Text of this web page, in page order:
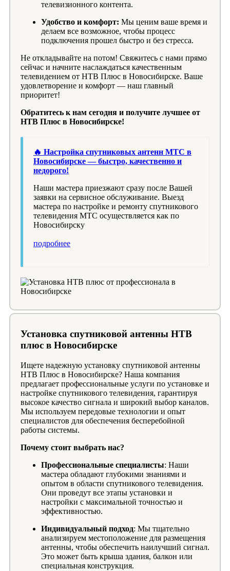
телевизионного контента.
Удобство и комфорт: Мы ценим ваше время и
делаем все возможное, чтобы процесс
подключения прошел быстро и без стресса.
Не откладывайте на потом! Свяжитесь с нами прямо
сейчас и начните наслаждаться качественным
телевидением от НТВ Плюс в Новосибирске. Ваше
удовлетворение и комфорт — наш главный
приоритет!
Обратитесь к нам сегодня и получите лучшее от
НТВ Плюс в Новосибирске!
🔥 Настройка спутниковых антенн МТС в
Новосибирске — быстро, качественно и
недорого!
Наши мастера приезжают сразу после Вашей
заявки на сервисное обслуживание. Выезд
мастера по настройке и ремонту спутникового
телевидения МТС осуществляется как по
Новосибирску
подробнее
Установка спутниковой антенны НТВ
плюс в Новосибирске
Ищете надежную установку спутниковой антенны
НТВ Плюс в Новосибирске? Наша компания
предлагает профессиональные услуги по установке и
настройке спутникового телевидения, гарантируя
высокое качество сигнала и широкий выбор каналов.
Мы используем передовые технологии и опыт
специалистов для обеспечения бесперебойной
работы системы.
Почему стоит выбрать нас?
Профессиональные специалисты: Наши
мастера обладают глубокими знаниями и
опытом в области спутникового телевидения.
Они проведут все этапы установки и
настройки с максимальной точностью и
эффективностью.
Индивидуальный подход: Мы тщательно
анализируем местоположение для размещения
антенны, чтобы обеспечить наилучший сигнал.
Это может быть крыша здания, балкон или
специальная конструкция.